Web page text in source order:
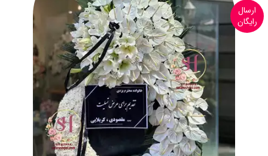
ارسال
رایگان